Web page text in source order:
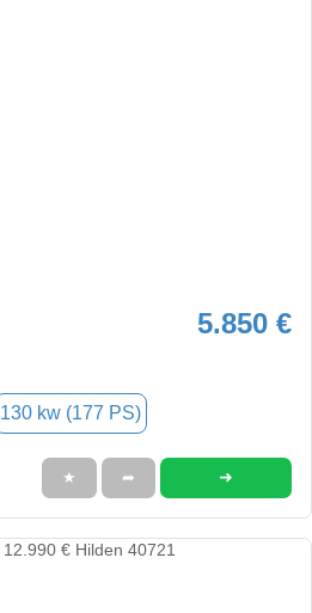
5.850 €
130 kw (177 PS)
★ ➦ ➜